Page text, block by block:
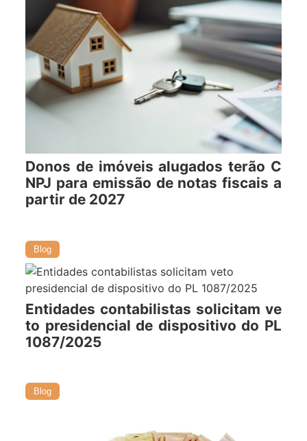
Donos de imóveis alugados terão C
NPJ para emissão de notas fiscais a
partir de 2027
Blog
Entidades contabilistas solicitam ve
to presidencial de dispositivo do PL
1087/2025
Blog